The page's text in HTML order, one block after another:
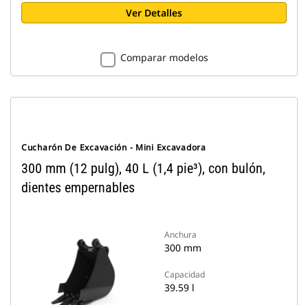
Ver Detalles
Comparar modelos
Cucharón De Excavación - Mini Excavadora
300 mm (12 pulg), 40 L (1,4 pie³), con bulón,
dientes empernables
Anchura
300 mm
Capacidad
39.59 l